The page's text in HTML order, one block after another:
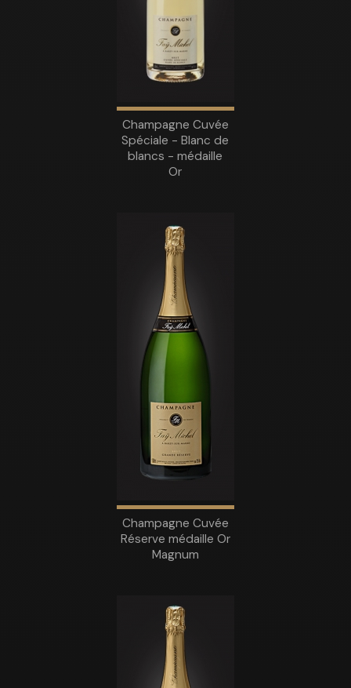
Champagne Cuvée
Spéciale - Blanc de
blancs - médaille
Or
Champagne Cuvée
Réserve médaille Or
Magnum